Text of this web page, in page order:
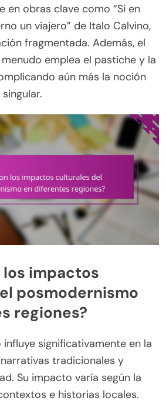
en obras clave como “Si en
un viajero” de Italo Calvino,
fragmentada. Además, el
emplea el pastiche y la
aún más la noción
los impactos
posmodernismo
regiones?
significativamente en la
tradicionales y
Su impacto varía según la
e historias locales.